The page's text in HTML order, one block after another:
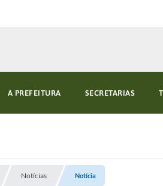
A PREFEITURA SECRETARIAS
Notícias Notícia